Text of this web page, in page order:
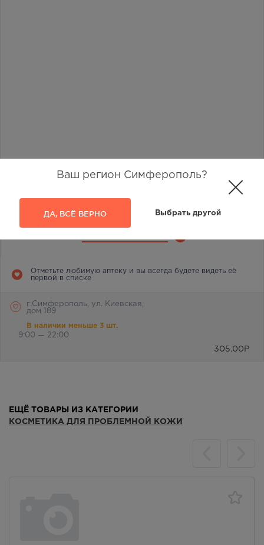
Ваш регион Симферополь?
ДА, ВСЁ ВЕРНО Выбрать другой
Отметьте любимую аптеку и вы всегда будете видеть её
первой в списке
г.Симферополь, ул. Киевская,
дом 189
В наличии меньше 3 шт.
9:00 — 22:00
305.00 Р
ЕЩЁ ТОВАРЫ ИЗ КАТЕГОРИИ
КОСМЕТИКА ДЛЯ ПРОБЛЕМНОЙ КОЖИ